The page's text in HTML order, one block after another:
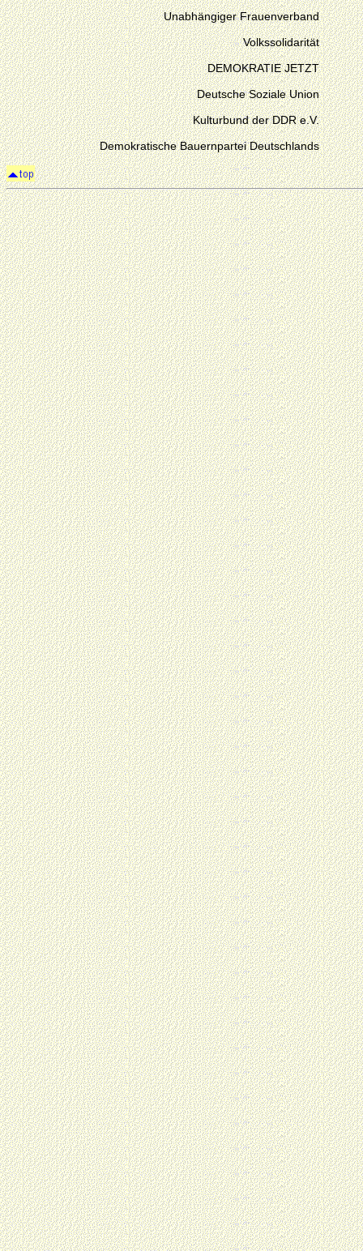
Unabhängiger Frauenverband
Volkssolidarität
DEMOKRATIE JETZT
Deutsche Soziale Union
Kulturbund der DDR e.V.
Demokratische Bauernpartei Deutschlands